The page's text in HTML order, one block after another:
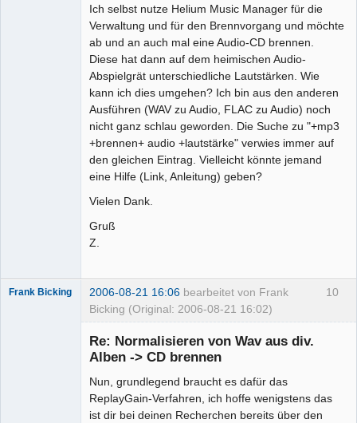
Ich selbst nutze Helium Music Manager für die
Verwaltung und für den Brennvorgang und möchte
ab und an auch mal eine Audio-CD brennen.
Diese hat dann auf dem heimischen Audio-
Abspielgrät unterschiedliche Lautstärken. Wie
kann ich dies umgehen? Ich bin aus den anderen
Ausführen (WAV zu Audio, FLAC zu Audio) noch
nicht ganz schlau geworden. Die Suche zu "+mp3
+brennen+ audio +lautstärke" verwies immer auf
den gleichen Eintrag. Vielleicht könnte jemand
eine Hilfe (Link, Anleitung) geben?
Vielen Dank.
Gruß
Z.
10
Frank Bicking 2006-08-21 16:06 bearbeitet von Frank
Bicking (Original: 2006-08-21 16:02)
Re: Normalisieren von Wav aus div.
Alben -> CD brennen
Nun, grundlegend braucht es dafür das
ReplayGain-Verfahren, ich hoffe wenigstens das
ist dir bei deinen Recherchen bereits über den